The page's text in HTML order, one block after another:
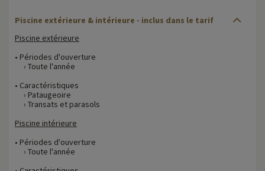
Piscine extérieure & intérieure - inclus dans le tarif
Piscine extérieure
• Périodes d'ouverture
› Toute l'année
• Caractéristiques
› Pataugeoire
› Transats et parasols
Piscine intérieure
• Périodes d'ouverture
› Toute l'année